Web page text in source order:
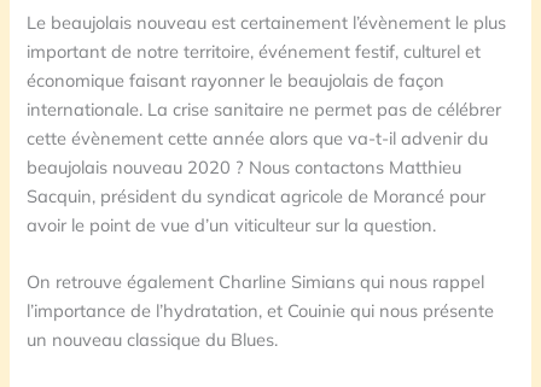
Le beaujolais nouveau est certainement l’évènement le plus
important de notre territoire, événement festif, culturel et
économique faisant rayonner le beaujolais de façon
internationale. La crise sanitaire ne permet pas de célébrer
cette évènement cette année alors que va-t-il advenir du
beaujolais nouveau 2020 ? Nous contactons Matthieu
Sacquin, président du syndicat agricole de Morancé pour
avoir le point de vue d’un viticulteur sur la question.
On retrouve également Charline Simians qui nous rappel
l’importance de l’hydratation, et Couinie qui nous présente
un nouveau classique du Blues.